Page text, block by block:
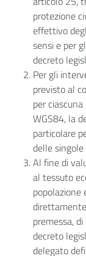
protezione
effettivo
sensi e per
decreto
Per gli
previsto al
per
WGS84, la
particolare
delle
Al fine di
al tessuto
premessa,
decreto
delegato